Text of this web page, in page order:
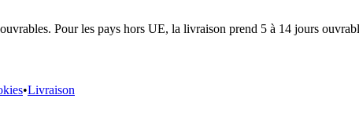
Pour les pays hors UE, la livraison prend 5 à 14 jours
•Livraison